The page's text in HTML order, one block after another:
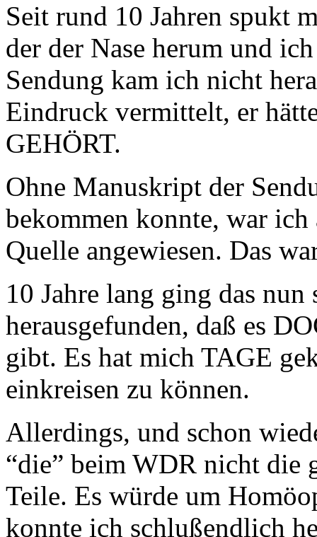
Seit rund 10 Jahren spukt
der der Nase herum und
Sendung kam ich nicht
Eindruck vermittelt, er
GEHÖRT.
Ohne Manuskript der
bekommen konnte, war
Quelle angewiesen. Das
10 Jahre lang ging das
herausgefunden, daß es
gibt. Es hat mich TAGE
einkreisen zu können.
Allerdings, und schon
“die” beim WDR nicht die
Teile. Es würde um
konnte ich schlußendlich